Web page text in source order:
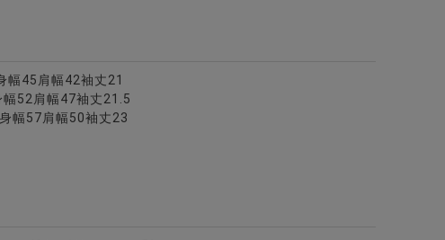
Tシャツ/全2色
ー半袖シアサッカーポロシャツ/全4色
幅45肩幅42袖丈21
52肩幅47袖丈21.5
幅57肩幅50袖丈23